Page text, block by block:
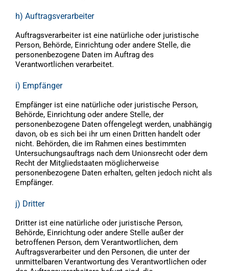
h) Auftragsverarbeiter
Auftragsverarbeiter ist eine natürliche oder juristische
Person, Behörde, Einrichtung oder andere Stelle, die
personenbezogene Daten im Auftrag des
Verantwortlichen verarbeitet.
i) Empfänger
Empfänger ist eine natürliche oder juristische Person,
Behörde, Einrichtung oder andere Stelle, der
personenbezogene Daten offengelegt werden, unabhängig
davon, ob es sich bei ihr um einen Dritten handelt oder
nicht. Behörden, die im Rahmen eines bestimmten
Untersuchungsauftrags nach dem Unionsrecht oder dem
Recht der Mitgliedstaaten möglicherweise
personenbezogene Daten erhalten, gelten jedoch nicht als
Empfänger.
j) Dritter
Dritter ist eine natürliche oder juristische Person,
Behörde, Einrichtung oder andere Stelle außer der
betroffenen Person, dem Verantwortlichen, dem
Auftragsverarbeiter und den Personen, die unter der
unmittelbaren Verantwortung des Verantwortlichen oder